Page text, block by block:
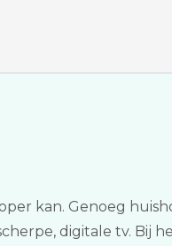
kan. Genoeg
digitale tv. Bij